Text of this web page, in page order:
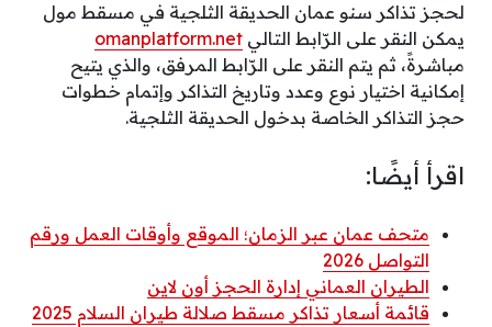
لحجز تذاكر سنو عمان الحديقة الثلجية في مسقط مول
يمكن النقر على الرّابط التالي omanplatform.net
مباشرةً، ثم يتم النقر على الرّابط المرفق، والذي يتيح
إمكانية اختيار نوع وعدد وتاريخ التذاكر وإتمام خطوات
حجز التذاكر الخاصة بدخول الحديقة الثلجية.
اقرأ أيضًا:
متحف عمان عبر الزمان؛ الموقع وأوقات العمل ورقم
التواصل 2026
الطيران العماني إدارة الحجز أون لاين
قائمة أسعار تذاكر مسقط صلالة طيران السلام 2025